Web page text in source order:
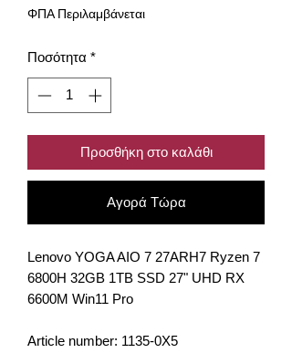
ΦΠΑ Περιλαμβάνεται
Ποσότητα *
Προσθήκη στο καλάθι
Αγορά Τώρα
Lenovo YOGA AIO 7 27ARH7 Ryzen 7
6800H 32GB 1TB SSD 27" UHD RX
6600M Win11 Pro
Article number: 1135-0X5